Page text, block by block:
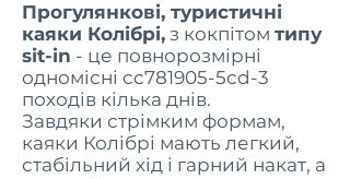
Прогулянкові, туристичні
каяки Колібрі, з кокпітом типу
sit-in - це повнорозмірні
одномісні cc781905-5cd-3
походів кілька днів.
Завдяки стрімким формам,
каяки Колібрі мають легкий,
стабільний хід і гарний накат, а